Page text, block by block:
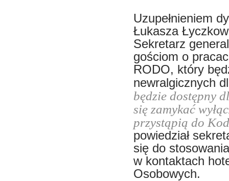
Uzupełnieniem
Łukasza
Sekretarz
gościom o
RODO, który
newralgicznych
będzie dostępny
się zamykać
przystąpią do
powiedział
się do
w kontaktach
Osobowych.